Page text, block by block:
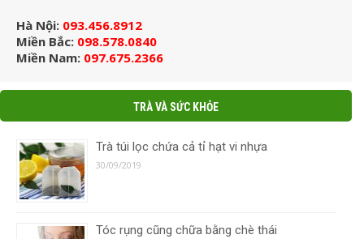
Hà Nội: 093.456.8912
Miền Bắc: 098.578.0840
Miền Nam: 097.675.2366
TRÀ VÀ SỨC KHỎE
Trà túi lọc chứa cả tỉ hạt vi nhựa
30/09/2019
Tóc rụng cũng chữa bằng chè thái